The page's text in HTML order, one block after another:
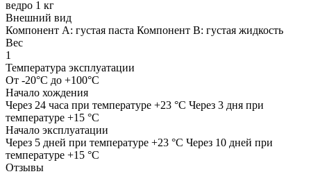
ведро 1 кг
Внешний вид
Компонент А: густая паста Компонент В: густая жидкость
Вес
1
Температура эксплуатации
От -20°C до +100°C
Начало хождения
Через 24 часа при температуре +23 °C Через 3 дня при
температуре +15 °C
Начало эксплуатации
Через 5 дней при температуре +23 °C Через 10 дней при
температуре +15 °C
Отзывы